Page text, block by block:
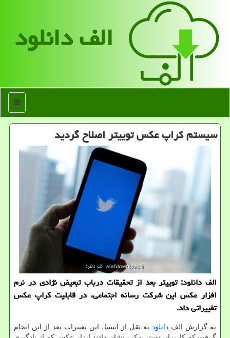
الف دانلود
منو
سیستم كراپ عكس توییتر اصلاح گردید
الف دانلود: توییتر بعد از تحقیقات درباب تبعیض نژادی در نرم
افزار عكس این شركت رسانه اجتماعی، در قابلیت كراپ عكس
تغییراتی داد.
به گزارش الف دانلود به نقل از ایسنا، این تغییرات بعد از این انجام